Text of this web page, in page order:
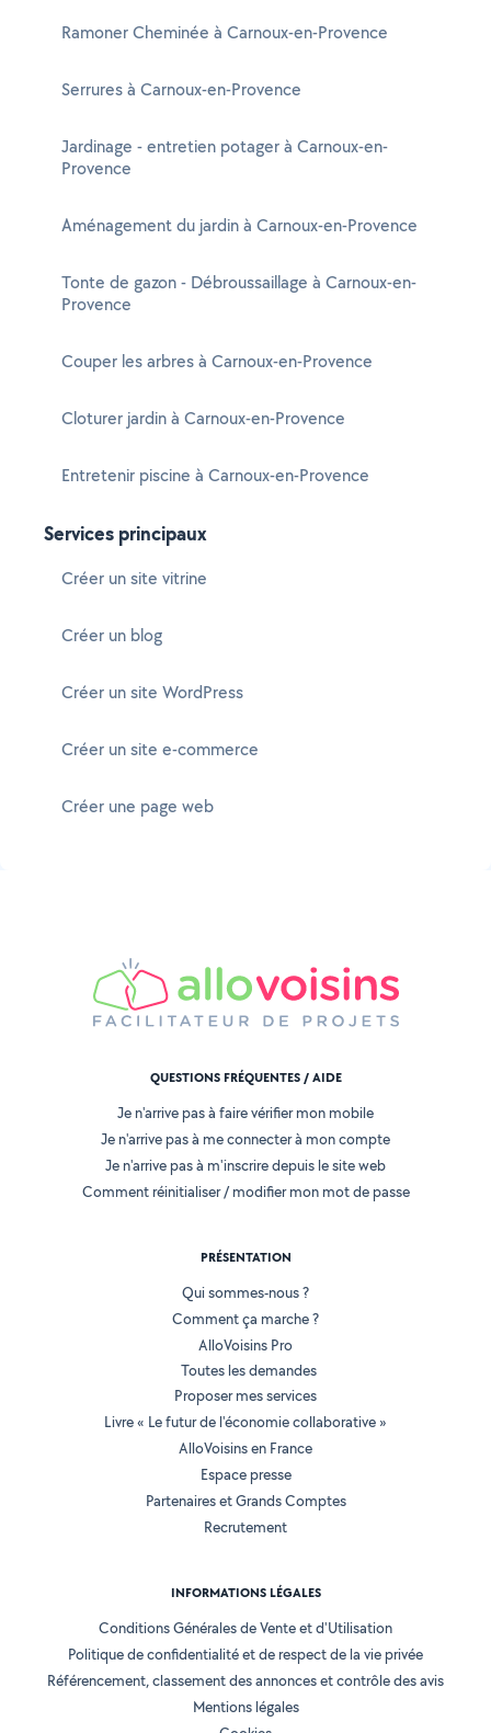
Ramoner Cheminée à Carnoux-en-Provence
Serrures à Carnoux-en-Provence
Jardinage - entretien potager à Carnoux-en-
Provence
Aménagement du jardin à Carnoux-en-Provence
Tonte de gazon - Débroussaillage à Carnoux-en-
Provence
Couper les arbres à Carnoux-en-Provence
Cloturer jardin à Carnoux-en-Provence
Entretenir piscine à Carnoux-en-Provence
Services principaux
Créer un site vitrine
Créer un blog
Créer un site WordPress
Créer un site e-commerce
Créer une page web
QUESTIONS FRÉQUENTES / AIDE
Je n'arrive pas à faire vérifier mon mobile
Je n'arrive pas à me connecter à mon compte
Je n'arrive pas à m'inscrire depuis le site web
Comment réinitialiser / modifier mon mot de passe
PRÉSENTATION
Qui sommes-nous ?
Comment ça marche ?
AlloVoisins Pro
Toutes les demandes
Proposer mes services
Livre « Le futur de l'économie collaborative »
AlloVoisins en France
Espace presse
Partenaires et Grands Comptes
Recrutement
INFORMATIONS LÉGALES
Conditions Générales de Vente et d'Utilisation
Politique de confidentialité et de respect de la vie privée
Référencement, classement des annonces et contrôle des avis
Mentions légales